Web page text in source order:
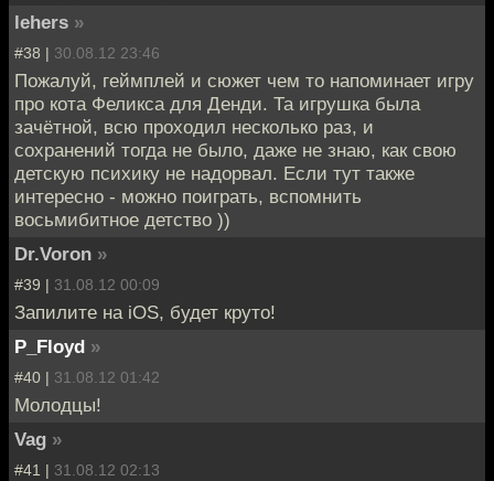
lehers »
#38 | 30.08.12 23:46
Пожалуй, геймплей и сюжет чем то напоминает игру
про кота Феликса для Денди. Та игрушка была
зачётной, всю проходил несколько раз, и
сохранений тогда не было, даже не знаю, как свою
детскую психику не надорвал. Если тут также
интересно - можно поиграть, вспомнить
восьмибитное детство ))
Dr.Voron »
#39 | 31.08.12 00:09
Запилите на iOS, будет круто!
P_Floyd »
#40 | 31.08.12 01:42
Молодцы!
Vag »
#41 | 31.08.12 02:13